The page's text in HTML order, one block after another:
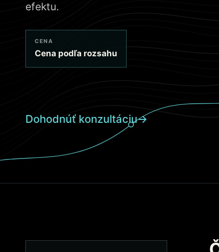
efektu.
CENA
Cena podľa rozsahu
Dohodnúť konzultáciu→